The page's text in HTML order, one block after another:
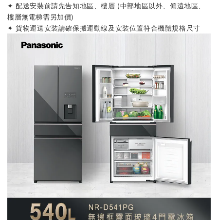
✦ 配送安裝前請先告知地區、樓層 (中部地區以外、偏遠地區、
樓層無電梯需另加價)
✦ 貨物運送安裝請確保搬運動線及安裝位置符合機體規格尺寸